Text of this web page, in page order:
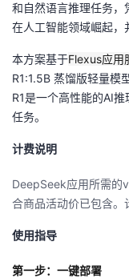
页
开
发
者
我
的
我
和自然语言推理任务，
在人工智能领域崛起，
本方案基于Flexus应用
R1:1.5B 蒸馏版轻量模
R1是一个高性能的AI
任务。
计费说明
DeepSeek应用所需的
合商品活动价已包含。
使用指导
第一步：一键部署